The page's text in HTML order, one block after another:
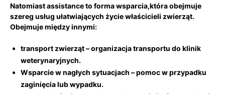
Natomiast assistance to⁢ forma wsparcia,która obejmuje
szereg usług ułatwiających życie właścicieli zwierząt.
Obejmuje między innymi:
transport zwierząt– organizacja transportu ​do klinik
weterynaryjnych.
Wsparcie w nagłych sytuacjach – pomoc⁤ w przypadku
zaginięcia lub wypadku.